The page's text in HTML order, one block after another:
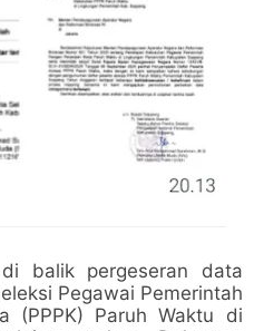
balik pergeseran data
Pegawai Pemerintah
(PPPK) Paruh Waktu di